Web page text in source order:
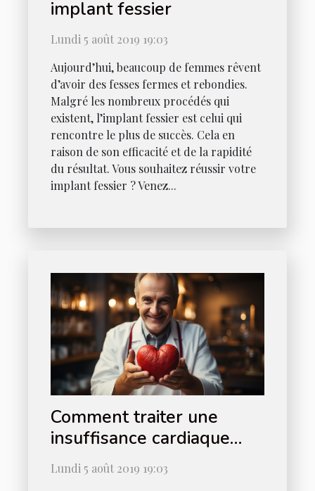
implant fessier
Lundi 5 août 2019 19:03
Aujourd’hui, beaucoup de femmes rêvent
d’avoir des fesses fermes et rebondies.
Malgré les nombreux procédés qui
existent, l’implant fessier est celui qui
rencontre le plus de succès. Cela en
raison de son efficacité et de la rapidité
du résultat. Vous souhaitez réussir votre
implant fessier ? Venez...
Comment traiter une
insuffisance cardiaque
aiguë
Lundi 5 août 2019 19:03